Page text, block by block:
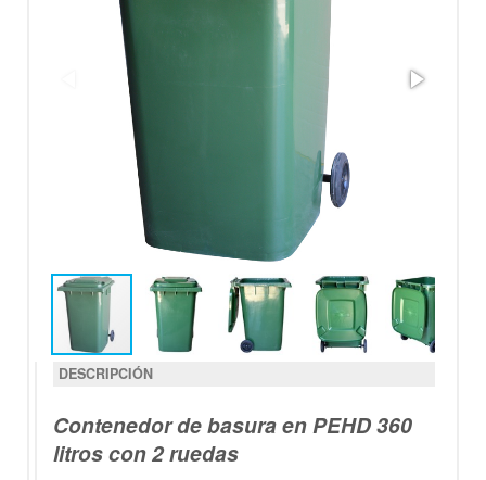
DESCRIPCIÓN
Contenedor de basura en PEHD 360
litros con 2 ruedas